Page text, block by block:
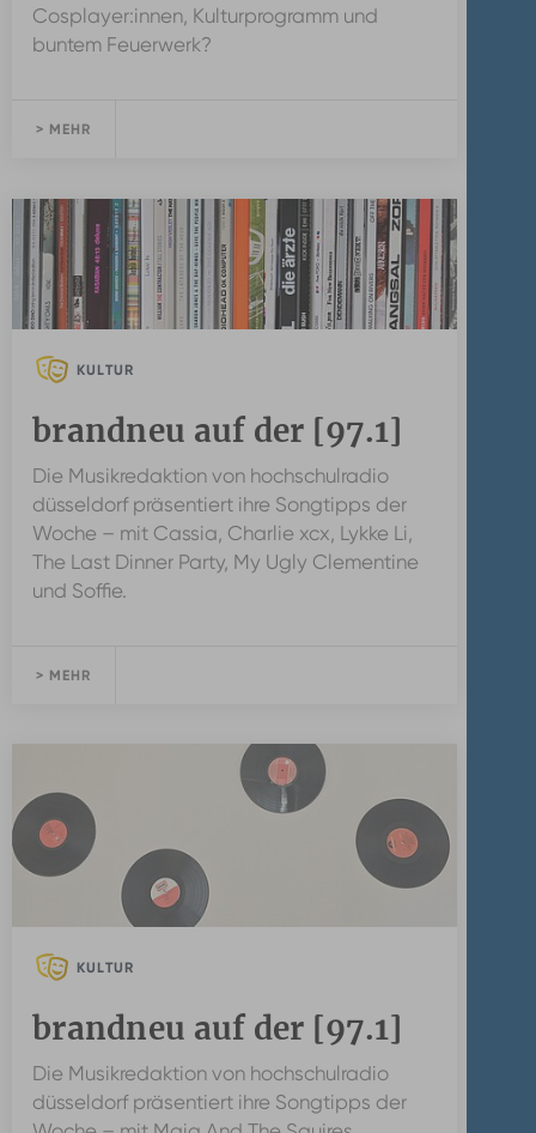
Cosplayer:innen, Kulturprogramm und
buntem Feuerwerk?
> MEHR
KULTUR
brandneu auf der [97.1]
Die Musikredaktion von hochschulradio
düsseldorf präsentiert ihre Songtipps der
Woche – mit Cassia, Charlie xcx, Lykke Li,
The Last Dinner Party, My Ugly Clementine
und Soffie.
> MEHR
KULTUR
brandneu auf der [97.1]
Die Musikredaktion von hochschulradio
düsseldorf präsentiert ihre Songtipps der